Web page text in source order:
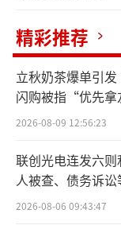
“在不确
道变局，郎酒
精彩推荐
立秋奶茶爆单引
闪购被指“优先
贵的拿”
2026-08-09 12:56:23
联创光电连发六
人被查、债务诉
所曾出具“保留意
2026-08-06 09:43:47